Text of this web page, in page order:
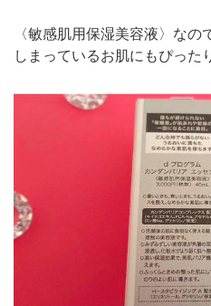
〈敏感肌用保湿美容液〉な
しまっているお肌にもぴった